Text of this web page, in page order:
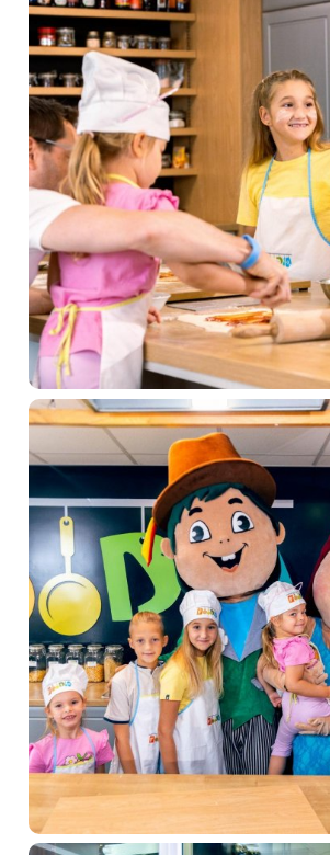
Prihlásiť sa
RegistráciaZabudnuté heslo
Priestory & služby
Gastronómia
Aquapark & Spa
O nás